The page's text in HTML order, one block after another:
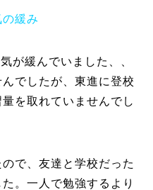
の緩み
が緩んでいました、、
でしたが、東進に登校
を取れていませんでし
で、友達と学校だった
。一人で勉強するより